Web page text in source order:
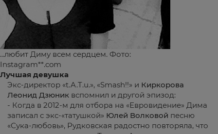
...любит Диму всем сердцем. Фото:
Instagram**.com
Лучшая девушка
Экс-директор «t.A.T.u.», «Smash!!» и Киркорова
Леонид Дзюник вспомнил и другой эпизод:
- Когда в 2012-м для отбора на «Евровидение» Дима
записал с экс-«татушкой» Юлей Волковой песню
«Сука-любовь», Рудковская радостно повторяла, что